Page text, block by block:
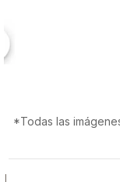
*Todas las